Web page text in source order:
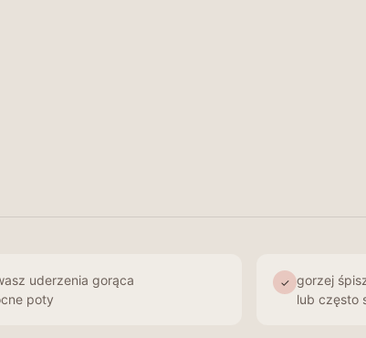
uderzenia gorąca
poty
✓ gorzej
lub często